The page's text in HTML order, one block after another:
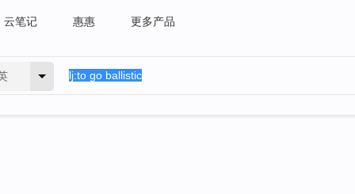
云笔记 惠惠 更多产品